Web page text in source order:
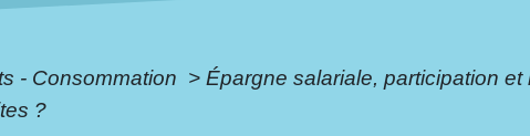
- Consommation > Épargne salariale, participation
?